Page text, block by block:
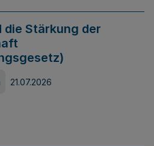
Stärkung der
21.07.2026